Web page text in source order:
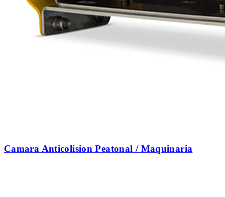
Camara Anticolision Peatonal / Maquinaria